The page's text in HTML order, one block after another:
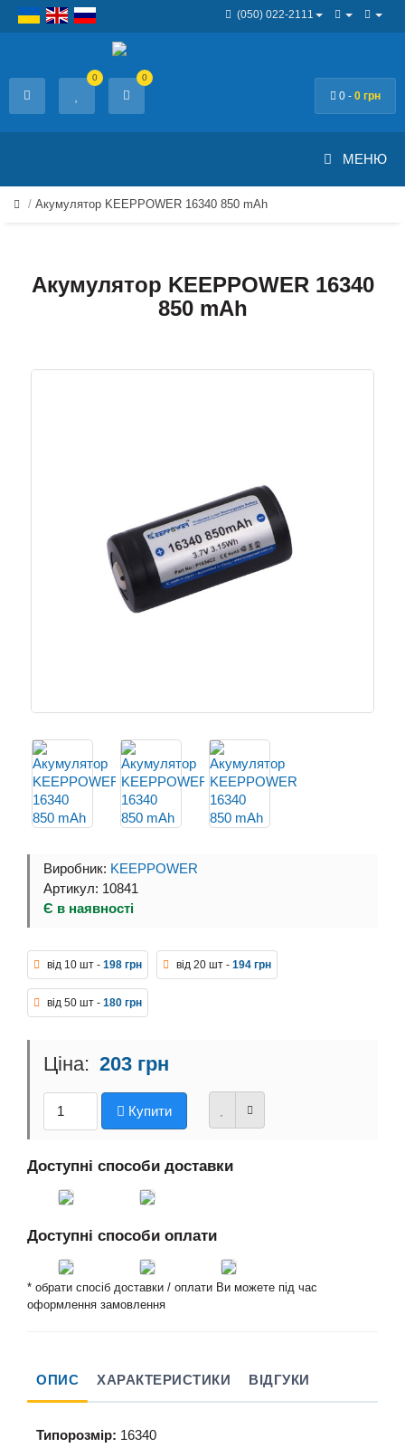
(050) 022-2111
0 - 0 грн
0 0
МЕНЮ
Акумулятор KEEPPOWER 16340 850 mAh
Акумулятор KEEPPOWER 16340
850 mAh
Виробник: KEEPPOWER
Артикул: 10841
Є в наявності
від 10 шт - 198 грн від 20 шт - 194 грн
від 50 шт - 180 грн
203 грн
Купити
Доступні способи доставки
Доступні способи оплати
* обрати спосіб доставки / оплати Ви можете під час
оформлення замовлення
ОПИС ХАРАКТЕРИСТИКИ ВІДГУКИ
Типорозмір: 16340